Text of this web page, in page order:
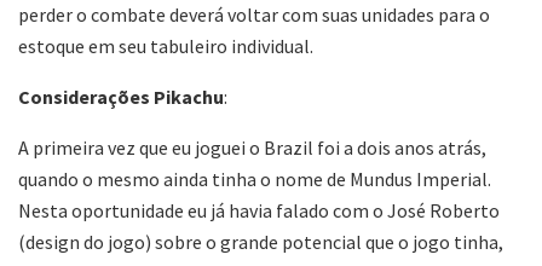
perder o combate deverá voltar com suas unidades para o
estoque em seu tabuleiro individual.
Considerações Pikachu:
A primeira vez que eu joguei o Brazil foi a dois anos atrás,
quando o mesmo ainda tinha o nome de Mundus Imperial.
Nesta oportunidade eu já havia falado com o José Roberto
(design do jogo) sobre o grande potencial que o jogo tinha,